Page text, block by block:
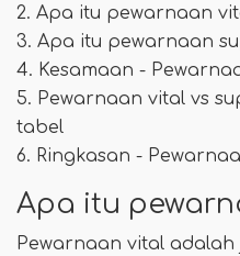
2. Apa itu pewarnaan
3. Apa itu pewarnaan
4. Kesamaan -
5. Pewarnaan vital vs
tabel
6. Ringkasan -
Apa itu
Pewarnaan vital